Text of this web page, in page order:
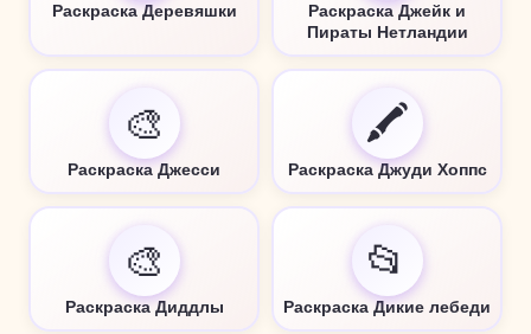
Раскраска Деревяшки
Раскраска Джейк и
Пираты Нетландии
🎨
Раскраска Джесси
🖍️
Раскраска Джуди Хоппс
🎨
Раскраска Диддлы
📂
Раскраска Дикие лебеди